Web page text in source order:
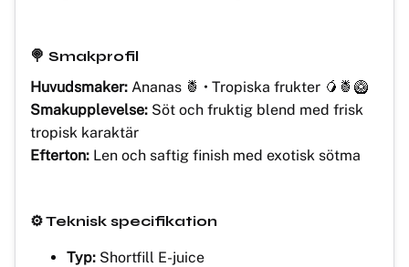
🍭 Smakprofil
Huvudsmaker: Ananas 🍍 • Tropiska frukter 🥭🍍🥝
Smakupplevelse: Söt och fruktig blend med frisk
tropisk karaktär
Efterton: Len och saftig finish med exotisk sötma
⚙️ Teknisk specifikation
Typ: Shortfill E-juice